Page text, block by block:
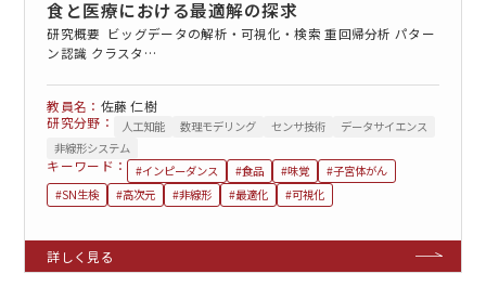
コンセプト動画
食と医療における最適解の探求
研究概要 ビッグデータの解析・可視化・検索 重回帰分析 パター
ン認識 クラスタ…
佐藤 仁樹
研究分野：
人工知能 数理モデリング センサ技術
データサイエンス
非線形システム
キーワード： #インピーダンス #食品 #味覚
#子宮体がん
#SN生検
#高次元 #非線形 #最適化 #可視化